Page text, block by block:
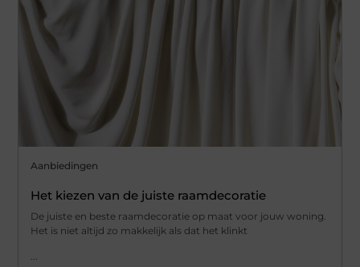
Aanbiedingen
Het kiezen van de juiste raamdecoratie
De juiste en beste raamdecoratie op maat voor jouw woning.
Het is niet altijd zo makkelijk als dat het klinkt